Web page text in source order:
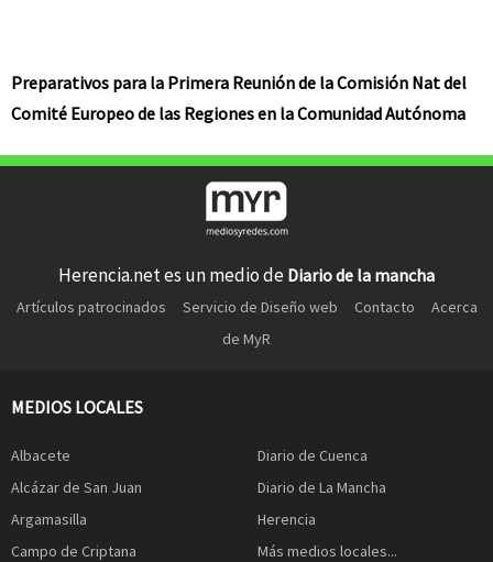
Preparativos para la Primera Reunión de la Comisión Nat del
Comité Europeo de las Regiones en la Comunidad Autónoma
Herencia.net es un medio de Diario de la mancha
Artículos patrocinados Servicio de Diseño web Contacto
Acerca
de MyR
MEDIOS LOCALES
Albacete
Alcázar de San Juan
Argamasilla
Campo de Criptana
Diario de Cuenca
Diario de La Mancha
Herencia
Más medios locales...